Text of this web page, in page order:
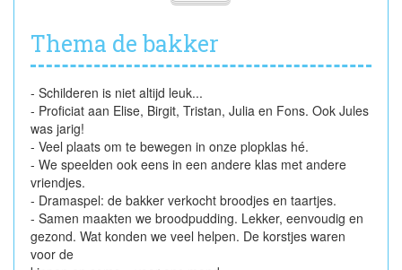
Thema de bakker
- Schilderen is niet altijd leuk...
- Proficiat aan Elise, Birgit, Tristan, Julia en Fons. Ook Jules
was jarig!
- Veel plaats om te bewegen in onze plopklas hé.
- We speelden ook eens in een andere klas met andere
vriendjes.
- Dramaspel: de bakker verkocht broodjes en taartjes.
- Samen maakten we broodpudding. Lekker, eenvoudig en
gezond. Wat konden we veel helpen. De korstjes waren
voor de